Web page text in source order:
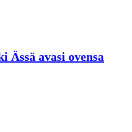
Ässä avasi ovensa